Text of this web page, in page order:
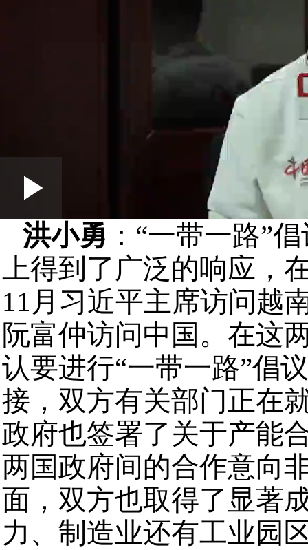
Video
洪小勇 ：“一带一路”
上得到了广泛的响应，
11月习近平主席访问越
阮富仲访问中国。在这
认要进行“一带一路”倡
接，双方有关部门正在
政府也签署了关于产能
两国政府间的合作意向
面，双方也取得了显著
力、制造业还有工业园